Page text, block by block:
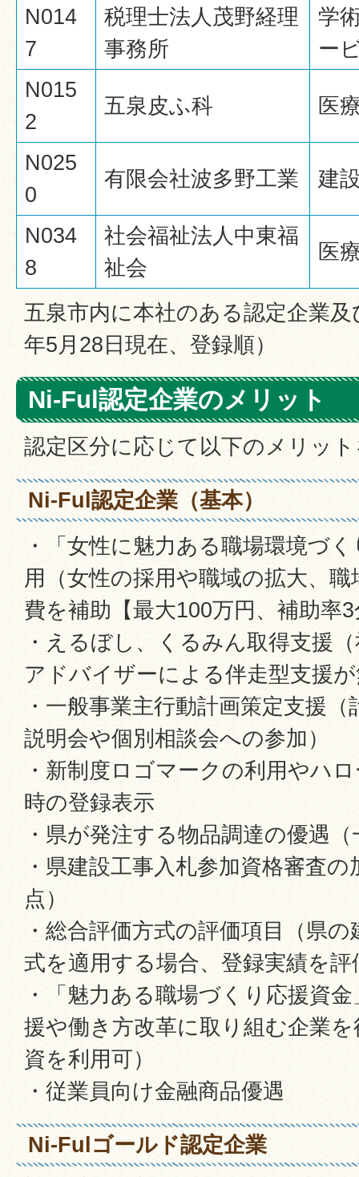
N014
7
税理士法人茂野経理
事務所
学
ー
N015
2
五泉皮ふ科 医
N025
0
有限会社波多野工業 建
N034
8
社会福祉法人中東福
祉会
医
五泉市内に本社のある認定企業
年5月28日現在、登録順）
Ni-Ful認定企業のメリット
認定区分に応じて以下のメリッ
Ni-Ful認定企業（基本）
・「女性に魅力ある職場環境づ
用（女性の採用や職域の拡大、
費を補助【最大100万円、補助率
・えるぼし、くるみん取得支援
アドバイザーによる伴走型支援
・一般事業主行動計画策定支援
説明会や個別相談会への参加）
・新制度ロゴマークの利用やハ
時の登録表示
・県が発注する物品調達の優遇
・県建設工事入札参加資格審査
点）
・総合評価方式の評価項目（県
式を適用する場合、登録実績を
・「魅力ある職場づくり応援資
援や働き方改革に取り組む企業
資を利用可）
・従業員向け金融商品優遇
Ni-Fulゴールド認定企業